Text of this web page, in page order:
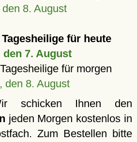
den 8. August
für heute
den 7. August
für morgen
, den 8. August
schicken Ihnen den
jeden Morgen kostenlos in
Zum Bestellen bitte